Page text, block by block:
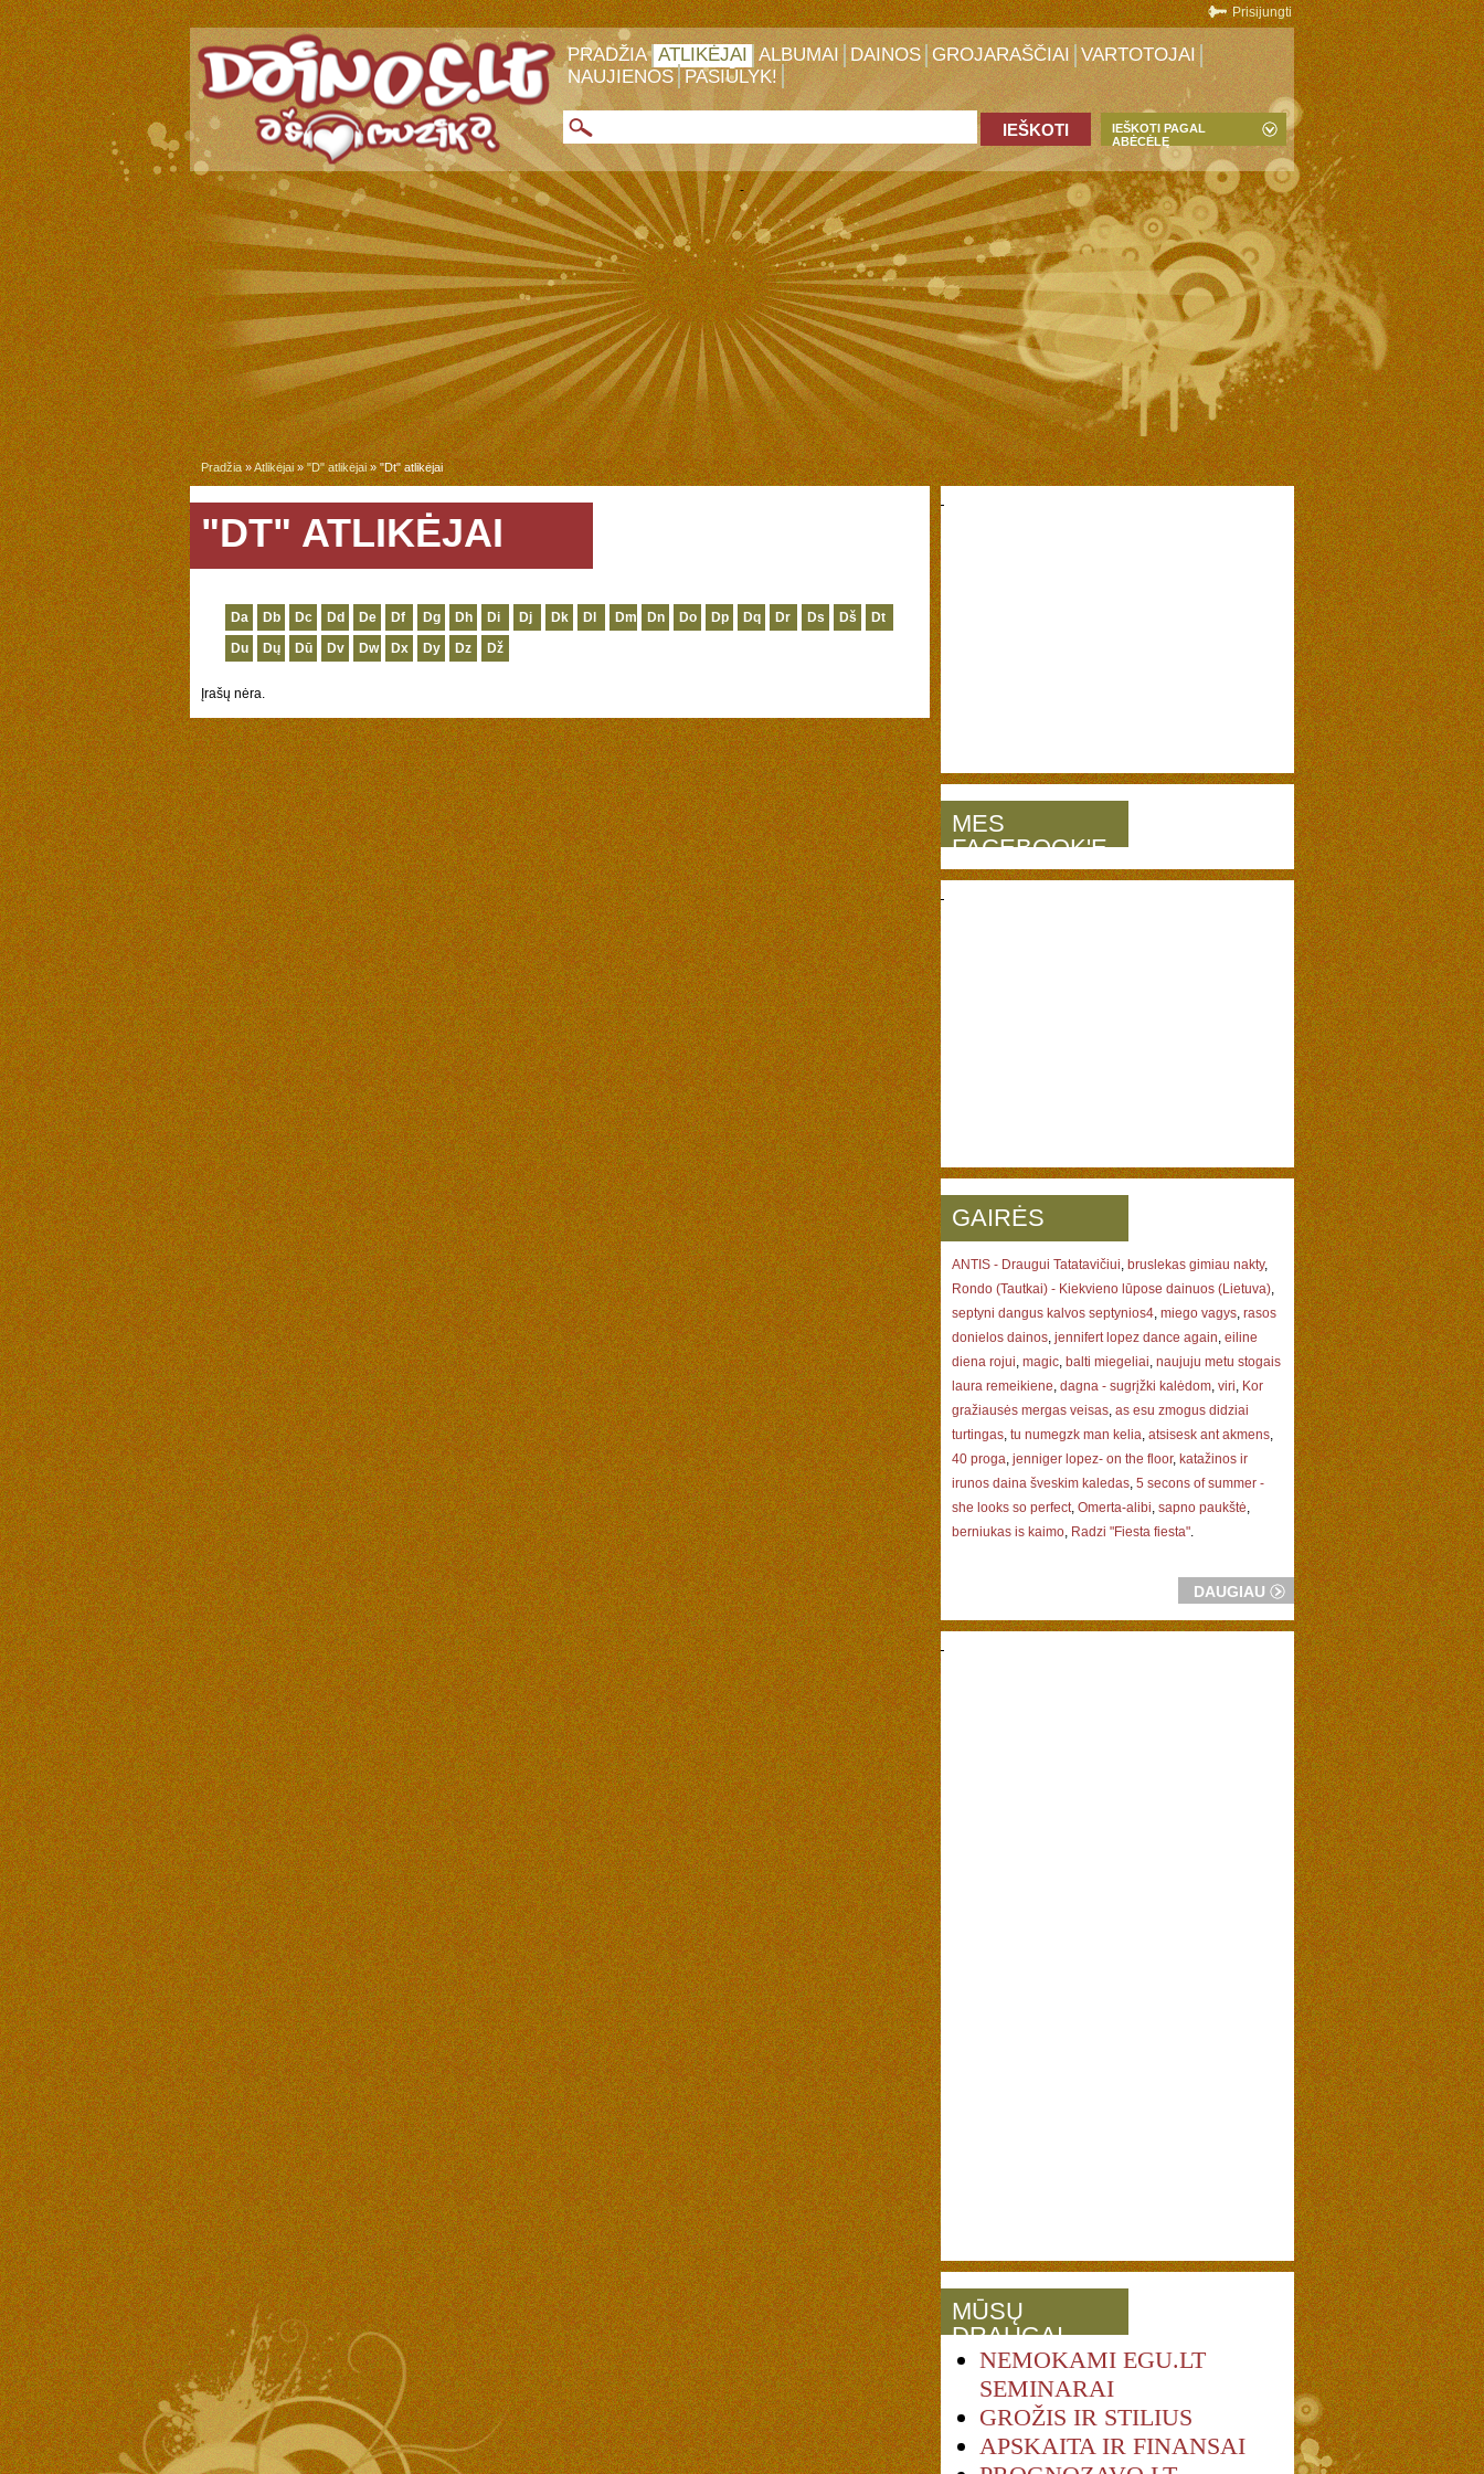
Prisijungti
PRADŽIA ATLIKĖJAI ALBUMAI DAINOS GROJARAŠČIAI VARTOTOJAI
NAUJIENOS PASIŪLYK!
IEŠKOTI PAGAL
ABĖCĖLĘ
Pradžia»Atlikėjai»"D" atlikėjai» "Dt" atlikėjai
"DT" ATLIKĖJAI
Da Db Dc Dd De Df Dg Dh Di Dj Dk Dl Dm Dn Do Dp Dq Dr Ds Dš
Dt
Du
Dų Dū Dv Dw Dx Dy Dz Dž
Įrašų nėra.
MES
FACEBOOK'E
GAIRĖS
ANTIS - Draugui Tatatavičiui, bruslekas gimiau nakty,
Rondo (Tautkai) - Kiekvieno lūpose dainuos (Lietuva),
septyni dangus kalvos septynios4, miego vagys, rasos
donielos dainos, jennifert lopez dance again, eiline
diena rojui, magic, balti miegeliai, naujuju metu stogais
laura remeikiene, dagna - sugrįžki kalėdom, viri, Kor
gražiausės mergas veisas, as esu zmogus didziai
turtingas, tu numegzk man kelia, atsisesk ant akmens,
40 proga, jenniger lopez- on the floor, katažinos ir
irunos daina šveskim kaledas, 5 secons of summer -
she looks so perfect, Omerta-alibi, sapno paukštė,
berniukas is kaimo, Radzi "Fiesta fiesta".
DAUGIAU
MŪSŲ
DRAUGAI
NEMOKAMI EGU.LT
SEMINARAI
GROŽIS IR STILIUS
APSKAITA IR FINANSAI